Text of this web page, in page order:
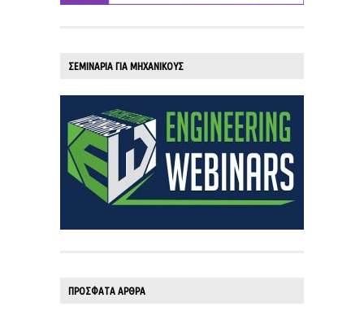
ΣΕΜΙΝΑΡΙΑ ΓΙΑ ΜΗΧΑΝΙΚΟΥΣ
ΠΡΟΣΦΑΤΑ ΑΡΘΡΑ